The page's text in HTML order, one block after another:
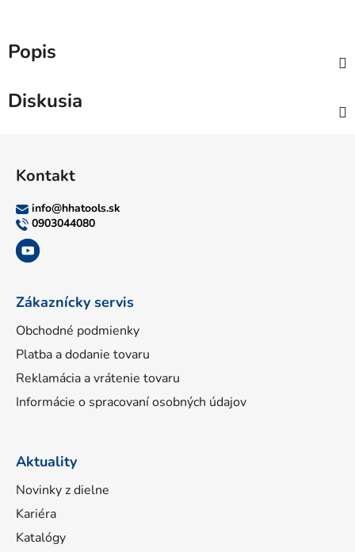
Popis
Diskusia
Kontakt
info@hhatools.sk
0903044080
Zákaznícky servis
Obchodné podmienky
Platba a dodanie tovaru
Reklamácia a vrátenie tovaru
Informácie o spracovaní osobných údajov
Aktuality
Novinky z dielne
Kariéra
Katalógy